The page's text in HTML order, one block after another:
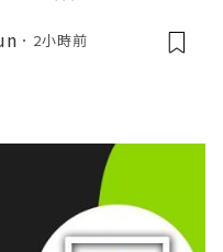
2小時前